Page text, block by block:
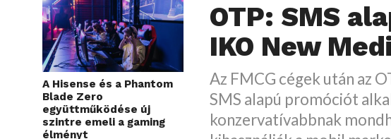
A Hisense és a Phantom
Blade Zero
együttműködése új
szintre emeli a gaming
élményt
OTP: SMS
IKO New
Az FMCG cégek után az
SMS alapú promóciót
konzervatívabbnak